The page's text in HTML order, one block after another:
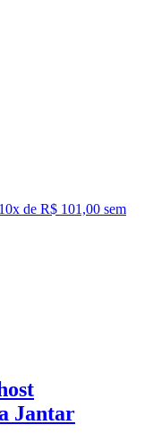
10x de R$ 101,00 sem
Jantar